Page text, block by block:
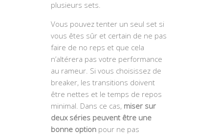
plusieurs sets.
Vous pouvez tenter un seul set si
vous êtes sûr et certain de ne pas
faire de no reps et que cela
n’altérera pas votre performance
au rameur. Si vous choisissez de
breaker, les transitions doivent
être nettes et le temps de repos
minimal. Dans ce cas, miser sur
deux séries peuvent être une
bonne option pour ne pas